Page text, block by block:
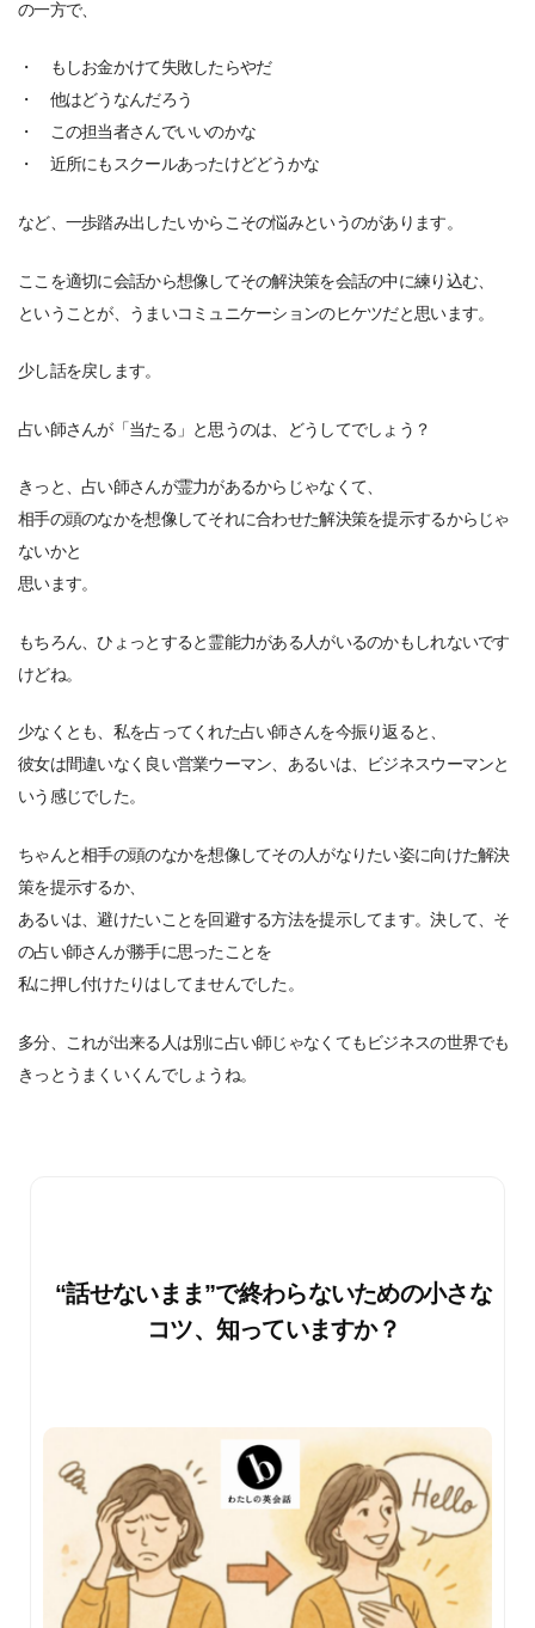
の一方で、
・ もしお金かけて失敗したらやだ
・ 他はどうなんだろう
・ この担当者さんでいいのかな
・ 近所にもスクールあったけどどうかな
など、一歩踏み出したいからこその悩みというのがあります。
ここを適切に会話から想像してその解決策を会話の中に練り込む、
ということが、うまいコミュニケーションのヒケツだと思います。
少し話を戻します。
占い師さんが「当たる」と思うのは、どうしてでしょう？
きっと、占い師さんが霊力があるからじゃなくて、
相手の頭のなかを想像してそれに合わせた解決策を提示するからじゃ
ないかと
思います。
もちろん、ひょっとすると霊能力がある人がいるのかもしれないです
けどね。
少なくとも、私を占ってくれた占い師さんを今振り返ると、
彼女は間違いなく良い営業ウーマン、あるいは、ビジネスウーマンと
いう感じでした。
ちゃんと相手の頭のなかを想像してその人がなりたい姿に向けた解決
策を提示するか、
あるいは、避けたいことを回避する方法を提示してます。決して、そ
の占い師さんが勝手に思ったことを
私に押し付けたりはしてませんでした。
多分、これが出来る人は別に占い師じゃなくてもビジネスの世界でも
きっとうまくいくんでしょうね。
“話せないまま”で終わらないための小さな
コツ、知っていますか？